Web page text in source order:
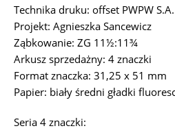
Technika druku: offset PWPW S.A.
Projekt: Agnieszka Sancewicz
Ząbkowanie: ZG 11½:11¾
Arkusz sprzedażny: 4 znaczki
Format znaczka: 31,25 x 51 mm
Papier: biały średni gładki
Seria 4 znaczki: